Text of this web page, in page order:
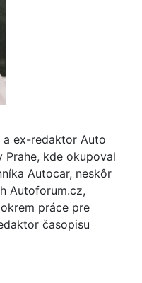
a ex-redaktor Auto
kde okupoval
Autocar, neskôr
Autoforum.cz,
práce pre
časopisu